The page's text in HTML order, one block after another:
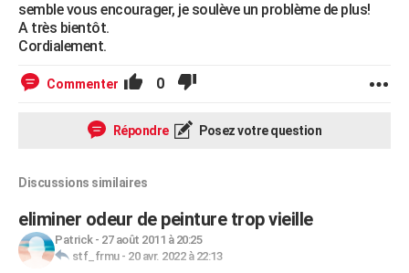
semble vous encourager, je soulève un problème de plus!
A très bientôt.
Cordialement.
Commenter 0
Répondre Posez votre question
Discussions similaires
eliminer odeur de peinture trop vieille
Patrick- 27 août 2011 à 20:25
stf_frmu- 20 avr. 2022 à 22:13